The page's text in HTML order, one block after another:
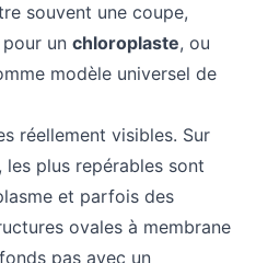
souvent une coupe,
un chloroplaste, ou
modèle universel de
réellement visibles. Sur
plus repérables sont
et parfois des
ovales à membrane
pas avec un